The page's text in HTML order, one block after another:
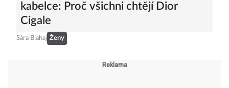
kabelce: Proč všichni chtějí Dior
Cigale
Sára Blahaj Ženy